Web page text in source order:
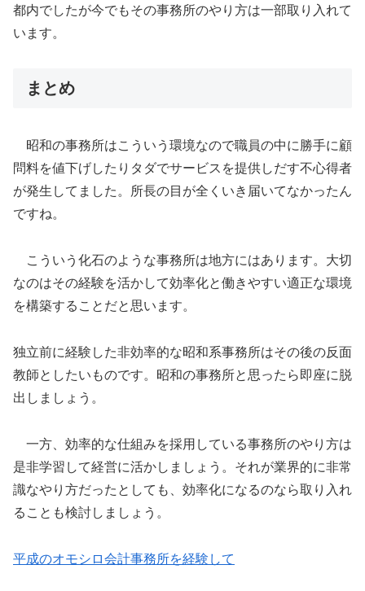
都内でしたが今でもその事務所のやり方は一部取り入れて
います。
まとめ
昭和の事務所はこういう環境なので職員の中に勝手に顧
問料を値下げしたりタダでサービスを提供しだす不心得者
が発生してました。所長の目が全くいき届いてなかったん
ですね。
こういう化石のような事務所は地方にはあります。大切
なのはその経験を活かして効率化と働きやすい適正な環境
を構築することだと思います。
独立前に経験した非効率的な昭和系事務所はその後の反面
教師としたいものです。昭和の事務所と思ったら即座に脱
出しましょう。
一方、効率的な仕組みを採用している事務所のやり方は
是非学習して経営に活かしましょう。それが業界的に非常
識なやり方だったとしても、効率化になるのなら取り入れ
ることも検討しましょう。
平成のオモシロ会計事務所を経験して